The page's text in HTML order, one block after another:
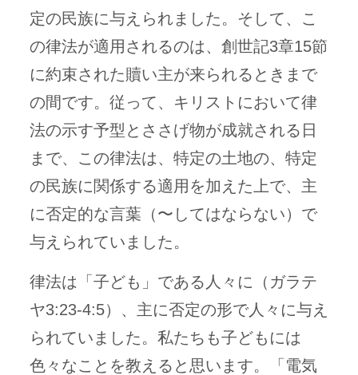
定の民族に与えられました。そして、こ
の律法が適用されるのは、創世記3章15節
に約束された贖い主が来られるときまで
の間です。従って、キリストにおいて律
法の示す予型とささげ物が成就される日
まで、この律法は、特定の土地の、特定
の民族に関係する適用を加えた上で、主
に否定的な言葉（〜してはならない）で
与えられていました。
律法は「子ども」である人々に（ガラテ
ヤ3:23-4:5）、主に否定の形で人々に与え
られていました。私たちも子どもには
色々なことを教えると思います。「電気